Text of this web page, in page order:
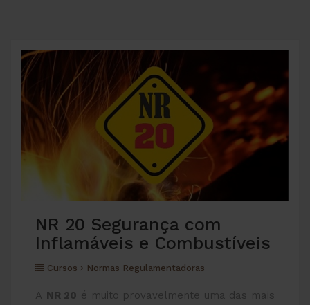
NR 20 Segurança com
Inflamáveis e Combustíveis
Cursos Normas Regulamentadoras
A NR 20 é muito provavelmente uma das mais